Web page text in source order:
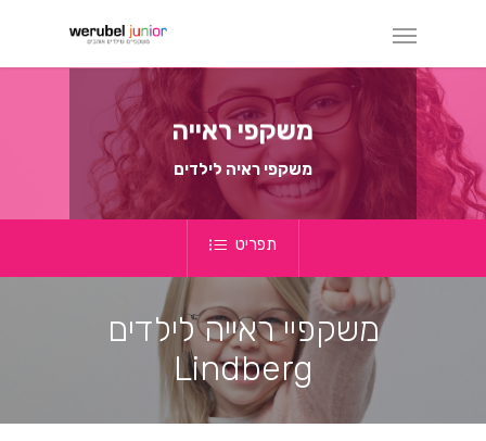
משקפיראייה
משקפי ראיה לילדים
משקפיי ראייה לילדים
Lindberg